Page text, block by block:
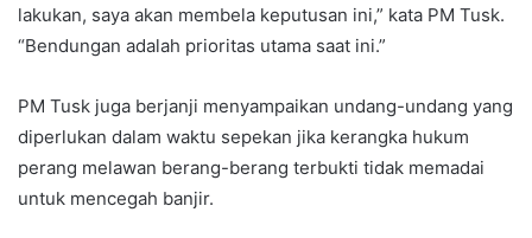
lakukan, saya akan membela keputusan ini,” kata PM Tusk.
“Bendungan adalah prioritas utama saat ini.”
PM Tusk juga berjanji menyampaikan undang-undang yang
diperlukan dalam waktu sepekan jika kerangka hukum
perang melawan berang-berang terbukti tidak memadai
untuk mencegah banjir.